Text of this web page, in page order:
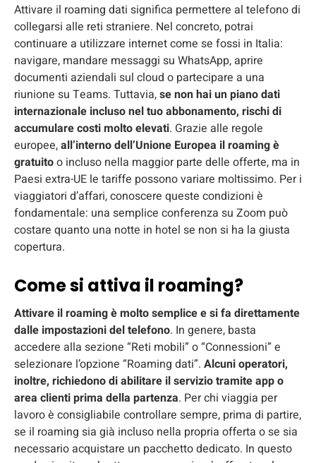
Attivare il roaming dati significa permettere al telefono di
collegarsi alle reti straniere. Nel concreto, potrai
continuare a utilizzare internet come se fossi in Italia:
navigare, mandare messaggi su WhatsApp, aprire
documenti aziendali sul cloud o partecipare a una
riunione su Teams. Tuttavia,se non hai un piano dati
internazionale incluso nel tuo abbonamento, rischi di
accumulare costi molto elevati. Grazie alle regole
europee,all’interno dell’Unione Europea il roaming è
gratuitoo incluso nella maggior parte delle offerte, ma in
Paesi extra-UE le tariffe possono variare moltissimo. Per i
viaggiatori d’affari, conoscere queste condizioni è
fondamentale: una semplice conferenza su Zoom può
costare quanto una notte in hotel se non si ha la giusta
copertura.
Come si attiva il roaming?
Attivare il roaming è molto semplice e si fa direttamente
dalle impostazioni del telefono. In genere, basta
accedere alla sezione “Reti mobili” o “Connessioni” e
selezionare l’opzione “Roaming dati”. Alcuni operatori,
inoltre, richiedono di abilitare il servizio tramite app o
area clienti prima della partenza. Per chi viaggia per
lavoro è consigliabile controllare sempre, prima di partire,
se il roaming sia già incluso nella propria offerta o se sia
necessario acquistare un pacchetto dedicato. In questo